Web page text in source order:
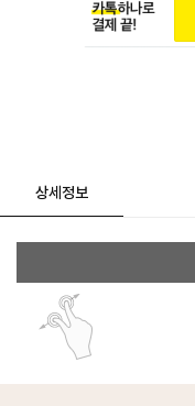
상세정보